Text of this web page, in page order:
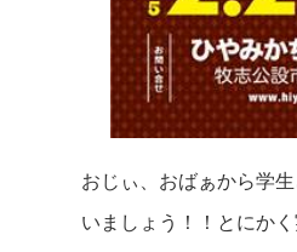
おじぃ、おばぁから学
いましょう！！とにか